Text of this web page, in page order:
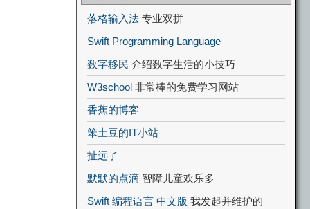
落格输入法 专业双拼
Swift Programming Language
数字移民 介绍数字生活的小技巧
W3school 非常棒的免费学习网站
香蕉的博客
笨土豆的IT小站
扯远了
默默的点滴 智障儿童欢乐多
Swift 编程语言 中文版 我发起并维护的